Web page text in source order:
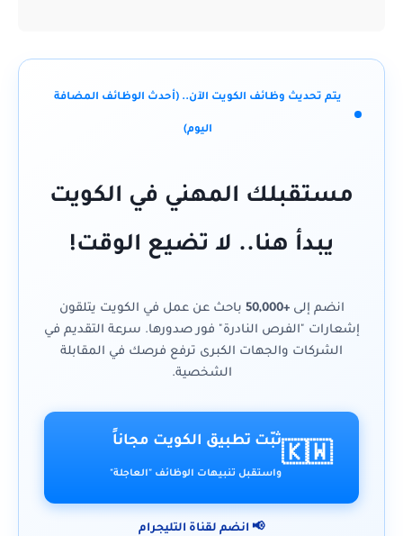
يتم تحديث وظائف الكويت الآن.. (أحدث الوظائف المضافة
اليوم)
مستقبلك المهني في الكويت
يبدأ هنا.. لا تضيع الوقت!
انضم إلى+50,000
باحث عن عمل في الكويت يتلقون
إشعارات "الفرص النادرة" فور صدورها. سرعة التقديم في
الشركات والجهات الكبرى ترفع فرصك في المقابلة
الشخصية.
🇰🇼
ثبّت تطبيق الكويت مجاناً
واستقبل تنبيهات الوظائف "العاجلة"
📢 انضم لقناة التليجرام